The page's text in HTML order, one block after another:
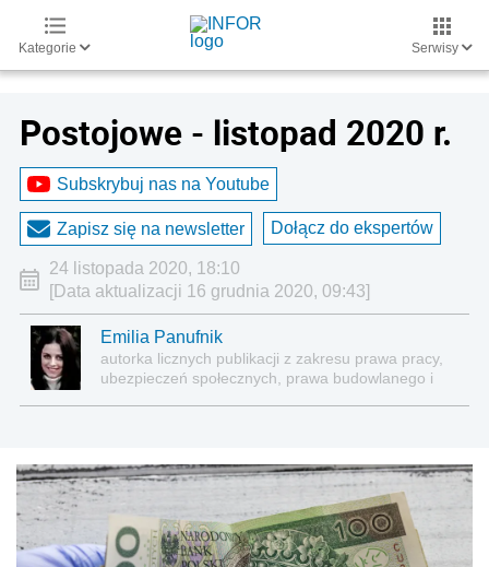
Kategorie Serwisy
Postojowe - listopad 2020 r.
Subskrybuj nas na Youtube
Zapisz się na newsletter Dołącz do ekspertów
24 listopada 2020, 18:10
[Data aktualizacji 16 grudnia 2020, 09:43]
Emilia Panufnik
autorka licznych publikacji z zakresu prawa pracy,
ubezpieczeń społecznych, prawa budowlanego i